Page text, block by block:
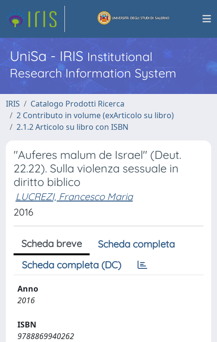
UniSa - IRISInstitutional
Research Information System
IRIS
Catalogo Prodotti Ricerca
2 Contributo in volume (exArticolo su libro)
2.1.2 Articolo su libro con ISBN
"Auferes malum de Israel" (Deut.
22.22). Sulla violenza sessuale in
diritto biblico
LUCREZI, Francesco Maria
2016
Scheda breve
Scheda completa
Scheda completa (DC)
Anno
2016
ISBN
9788869940262